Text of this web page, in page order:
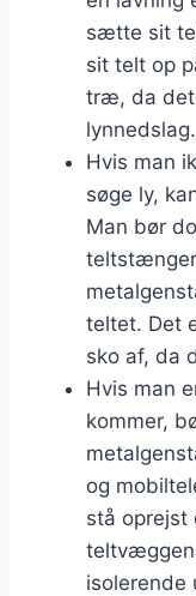
sætte sit
sit telt op
træ, da det
lynnedslag.
Hvis man
søge ly,
Man bør
teltet. Det
sko af, da
Hvis man
kommer,
og
stå oprejst
isolerende